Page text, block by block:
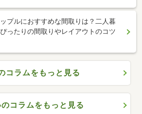
プルにおすすめな間取りは？二人暮
ったりの間取りやレイアウトのコツ
コラムをもっと見る
コラムをもっと見る